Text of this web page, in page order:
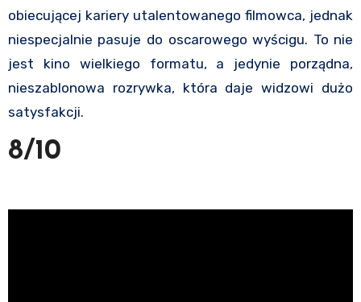
obiecującej kariery utalentowanego filmowca, jednak
niespecjalnie pasuje do oscarowego wyścigu. To nie
jest kino wielkiego formatu, a jedynie porządna,
nieszablonowa rozrywka, która daje widzowi dużo
satysfakcji.
8/10